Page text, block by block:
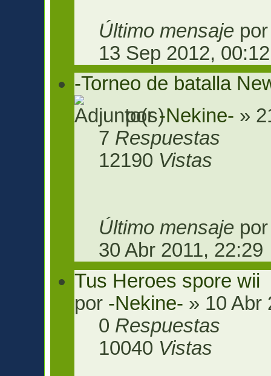
Último mensaje
13 Sep 2012, 00:12
-Torneo de batalla
por-Nekine- »
7 Respuestas
12190 Vistas
Último mensaje
30 Abr 2011, 22:29
Tus Heroes spore wii
por -Nekine- » 10 Abr
0 Respuestas
10040 Vistas